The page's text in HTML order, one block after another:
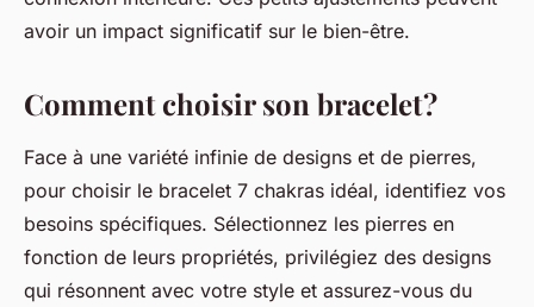
avoir un impact significatif sur le bien-être.
Comment choisir son bracelet ?
Face à une variété infinie de designs et de pierres,
pour choisir le bracelet 7 chakras idéal, identifiez vos
besoins spécifiques. Sélectionnez les pierres en
fonction de leurs propriétés, privilégiez des designs
qui résonnent avec votre style et assurez-vous du